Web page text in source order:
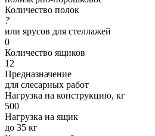
Количество полок
?
или ярусов для стеллажей
0
Количество ящиков
12
Предназначение
для слесарных работ
Нагрузка на конструкцию, кг
500
Нагрузка на ящик
до 35 кг